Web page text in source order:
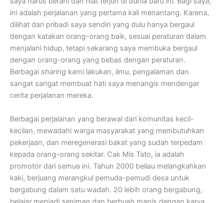
ini adalah perjalanan yang pertama kali menantang. Karena,
dilihat dari pribadi saya sendiri yang dulu hanya bergaul
dengan katakan orang-orang baik, sesuai peraturan dalam
menjalani hidup, tetapi sekarang saya membuka bergaul
dengan orang-orang yang bebas dengan peraturan.
Berbagai sharing kami lakukan, ilmu, pengalaman dan
sangat sangat membuat hati saya menangis mendengar
cerita perjalanan mereka.
Berbagai perjalanan yang berawal dari komunitas kecil-
kecilan, mewadahi warga masyarakat yang membutuhkan
pekerjaan, dan meregenerasi bakat yang sudah terpedam
kepada orang-orang sekitar. Cak Mis Tato, ia adalah
promotor dari semua ini. Tahun 2000 beliau melangkahkan
kaki, berjuang merangkul pemuda-pemudi desa untuk
bergabung dalam satu wadah. 20 lebih orang bergabung,